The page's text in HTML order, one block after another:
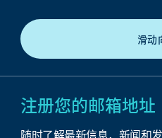
滑动
注册您的邮箱地址
随时了解最新信息，新闻和